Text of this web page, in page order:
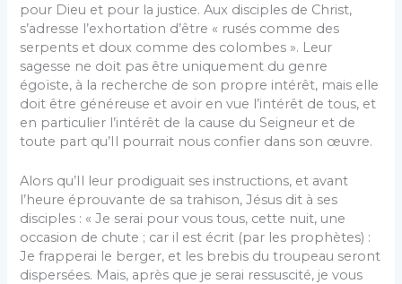
pour Dieu et pour la justice. Aux disciples de Christ,
s’adresse l’exhortation d’être « rusés comme des
serpents et doux comme des colombes ». Leur
sagesse ne doit pas être uniquement du genre
égoïste, à la recherche de son propre intérêt, mais elle
doit être généreuse et avoir en vue l’intérêt de tous, et
en particulier l’intérêt de la cause du Seigneur et de
toute part qu’Il pourrait nous confier dans son œuvre.
Alors qu’Il leur prodiguait ses instructions, et avant
l’heure éprouvante de sa trahison, Jésus dit à ses
disciples : « Je serai pour vous tous, cette nuit, une
occasion de chute ; car il est écrit (par les prophètes) :
Je frapperai le berger, et les brebis du troupeau seront
dispersées. Mais, après que je serai ressuscité, je vous